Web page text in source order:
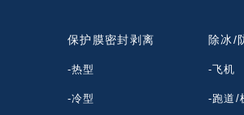
保护膜密封剥离
-热型
-冷型
除冰/
-飞机
-跑道/